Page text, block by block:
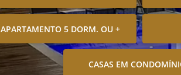
APARTAMENTO 5 DORM. OU +
CASAS EM